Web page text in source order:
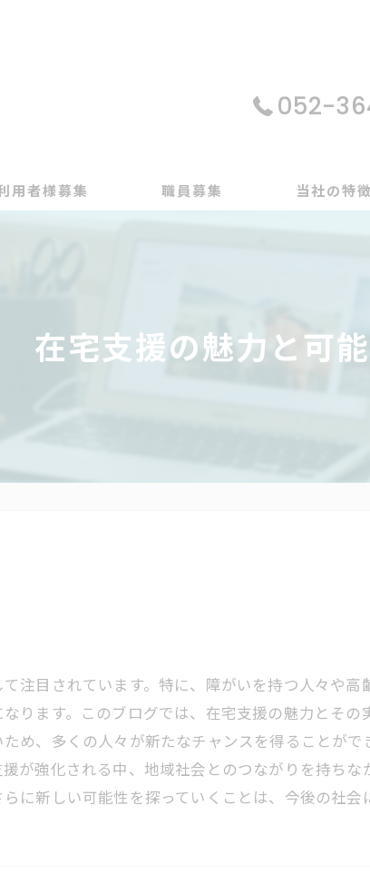
052-
用者様募集 職員募集 当社の特徴
動画編集
在宅支援の魅力と可
注目されています。特に、障がいを持つ人々や
ります。このブログでは、在宅支援の魅力とそ
め、多くの人々が新たなチャンスを得ることが
が強化される中、地域社会とのつながりを持ち
に新しい可能性を探っていくことは、今後の社会